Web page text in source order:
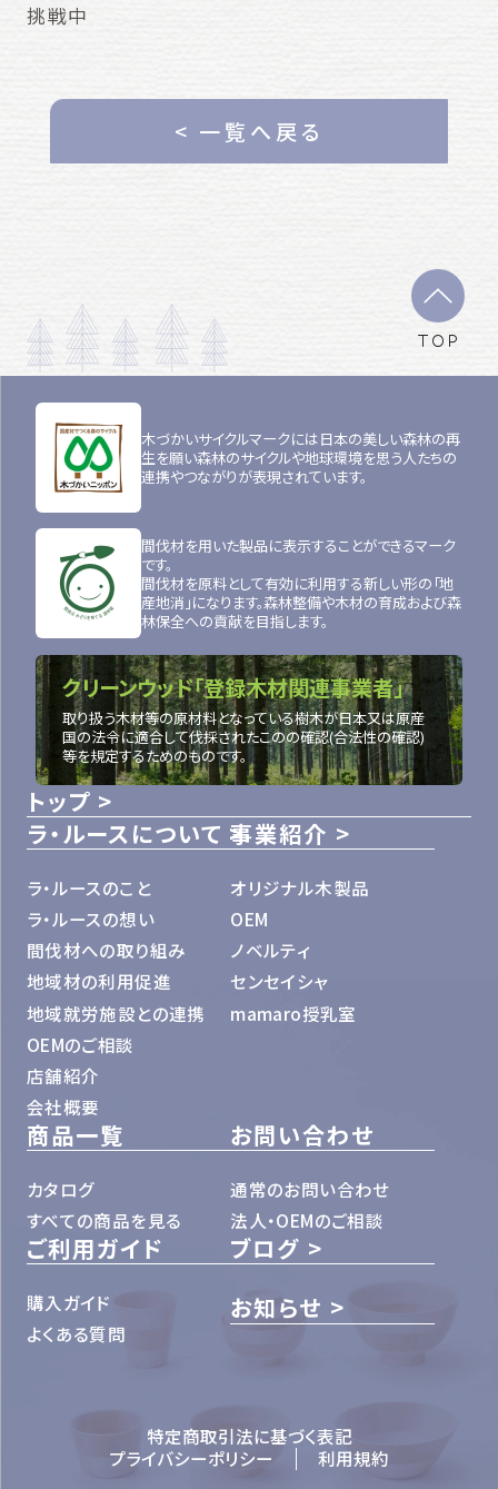
挑戦中
< 一覧へ戻る
TOP
トップ
ラ・ルースについて
ラ・ルースのこと
ラ・ルースの想い
間伐材への取り組み
地域材の利用促進
地域就労施設との連携
OEMのご相談
店舗紹介
会社概要
事業紹介
オリジナル木製品
OEM
ノベルティ
センセイシャ
mamaro授乳室
商品一覧
カタログ
すべての商品を見る
お問い合わせ
通常のお問い合わせ
法人・OEMのご相談
ご利用ガイド
購入ガイド
よくある質問
ブログ
お知らせ
木づかいサイクルマークには日本の美しい森林の再
生を願い森林のサイクルや地球環境を思う人たちの
連携やつながりが表現されています。
間伐材を用いた製品に表示することができるマーク
です。
間伐材を原料として有効に利用する新しい形の「地
産地消」になります。森林整備や木材の育成および森
林保全への貢献を目指します。
クリーンウッド「登録木材関連事業者」
取り扱う木材等の原材料となっている樹木が日本又は原産
国の法令に適合して伐採されたこのの確認(合法性の確認)
等を規定するためのものです。
特定商取引法に基づく表記
プライバシーポリシー
利用規約